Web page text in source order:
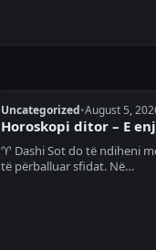
Uncategorized•August 5,
Horoskopi ditor – E
♈ Dashi Sot do të ndiheni
të përballuar sfidat. Në…